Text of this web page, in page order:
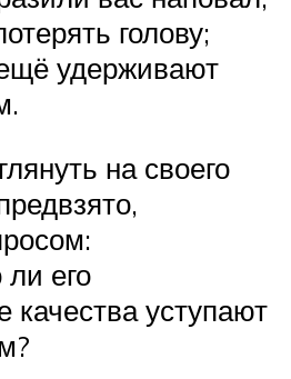
голову;
удерживают
на своего
его
качества уступают